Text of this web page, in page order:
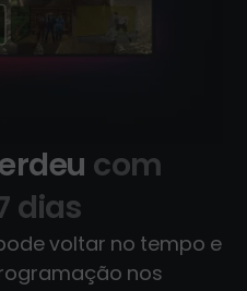
com
dias
voltar no tempo e
nos